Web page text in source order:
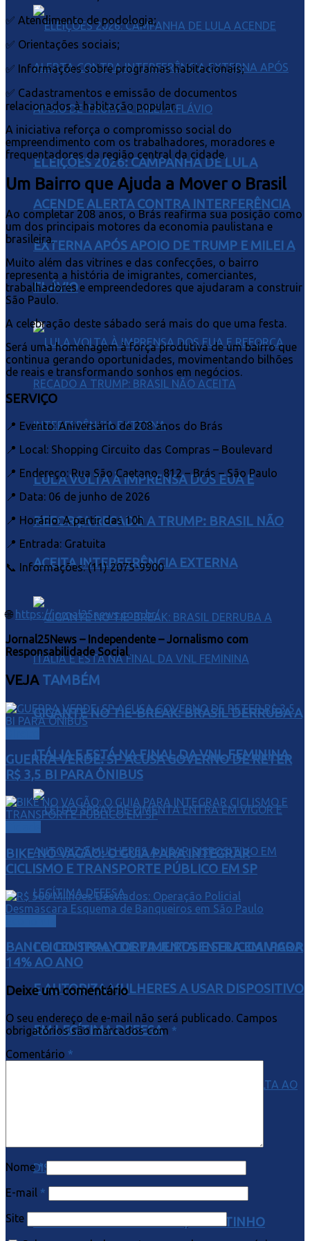
ELEIÇÕES 2026: CAMPANHA DE LULA
ACENDE ALERTA CONTRA INTERFERÊNCIA
EXTERNA APÓS APOIO DE TRUMP E MILEI A
FLÁVIO
LULA VOLTA À IMPRENSA DOS EUA E
REFORÇA RECADO A TRUMP: BRASIL NÃO
ACEITA INTERFERÊNCIA EXTERNA
GIGANTE NO TIE-BREAK: BRASIL DERRUBA A
ITÁLIA E ESTÁ NA FINAL DA VNL FEMININA
LEI DO SPRAY DE PIMENTA ENTRA EM VIGOR
E AUTORIZA MULHERES A USAR DISPOSITIVO
EM LEGÍTIMA DEFESA
POLÊMICO E DESTEMIDO, GAROTINHO
✅ Atendimento de podologia;
✅ Orientações sociais;
✅ Informações sobre programas habitacionais;
✅ Cadastramentos e emissão de documentos
relacionados à habitação popular.
A iniciativa reforça o compromisso social do
empreendimento com os trabalhadores, moradores e
frequentadores da região central da cidade.
Um Bairro que Ajuda a Mover o Brasil
Ao completar 208 anos, o Brás reafirma sua posição como
um dos principais motores da economia paulistana e
brasileira.
Muito além das vitrines e das confecções, o bairro
representa a história de imigrantes, comerciantes,
trabalhadores e empreendedores que ajudaram a construir
São Paulo.
A celebração deste sábado será mais do que uma festa.
Será uma homenagem à força produtiva de um bairro que
continua gerando oportunidades, movimentando bilhões
de reais e transformando sonhos em negócios.
SERVIÇO
📍 Evento: Aniversário de 208 anos do Brás
📍 Local: Shopping Circuito das Compras – Boulevard
📍 Endereço: Rua São Caetano, 812 – Brás – São Paulo
📍 Data: 06 de junho de 2026
📍 Horário: A partir das 10h
📍 Entrada: Gratuita
📞 Informações: (11) 2075-9900
🌐 https://jornal25news.com.br/
Jornal25News – Independente – Jornalismo com
Responsabilidade Social.
VEJATAMBÉM
GUERRA VERDE: SP ACUSA GOVERNO DE RETER
R$ 3,5 BI PARA ÔNIBUS
BIKE NO VAGÃO: O GUIA PARA INTEGRAR
CICLISMO E TRANSPORTE PÚBLICO EM SP
BANCO CENTRAL CORTA JUROS E SELIC CAI PARA
14% AO ANO
Deixe um comentário
O seu endereço de e-mail não será publicado. Campos
obrigatórios são marcados com *
Comentário *
Nome*
E-mail *
Site